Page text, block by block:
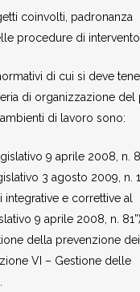
coinvolti, padronanza
procedure di intervento.
di cui si deve
di organizzazione del
di lavoro sono:
9 aprile 2008, n.
3 agosto 2009, n.
integrative e correttive al
9 aprile 2008, n.
della prevenzione
VI – Gestione delle